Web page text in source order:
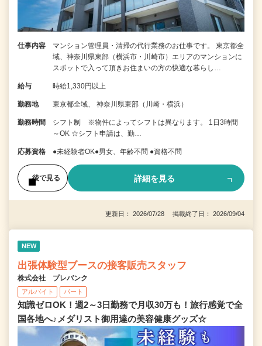
仕事内容
マンション管理員・清掃の代行業務のお仕事です。 東京都全
域、神奈川県東部（横浜市・川崎市）エリアのマンションに
スポットで入って頂きお住まいの方の快適な暮らし…
給与 時給1,330円以上
勤務地 東京都全域、 神奈川県東部（川崎・横浜）
勤務時間
シフト制 ※物件によってシフトは異なります。 1日3時間
～OK ☆シフト申請は、勤…
応募資格 ●未経験者OK●男女、年齢不問 ●資格不問
後で見る 詳細を見る
更新日： 2026/07/28 掲載終了日： 2026/09/04
NEW
出張体験型ブースの接客販売スタッフ
株式会社 プレバンク
アルバイト パート
知識ゼロOK！週2～3日勤務で月収30万も！旅行感覚で全
国各地へ♪メダリスト御用達の美容健康グッズ☆